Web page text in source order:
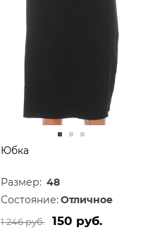
Юбка
Размер: 48
Состояние: Отличное
1 246 руб. 150 руб.